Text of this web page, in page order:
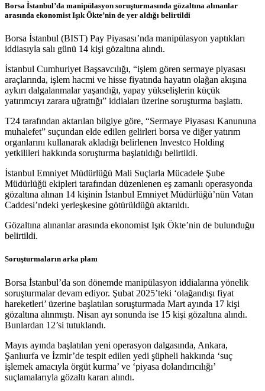
Borsa İstanbul’da manipülasyon soruşturmasında gözaltına alınanlar
arasında ekonomist Işık Ökte’nin de yer aldığı belirtildi
Borsa İstanbul (BIST) Pay Piyasası’nda manipülasyon yaptıkları
iddiasıyla salı günü 14 kişi gözaltına alındı.
İstanbul Cumhuriyet Başsavcılığı, “işlem gören sermaye piyasası
araçlarında, işlem hacmi ve hisse fiyatında hayatın olağan akışına
aykırı dalgalanmalar yaşandığı, yapay yükselişlerin küçük
yatırımcıyı zarara uğrattığı” iddiaları üzerine soruşturma başlattı.
T24 tarafından aktarılan bilgiye göre, “Sermaye Piyasası Kanununa
muhalefet” suçundan elde edilen gelirleri borsa ve diğer yatırım
organlarını kullanarak akladığı belirlenen Investco Holding
yetkilileri hakkında soruşturma başlatıldığı belirtildi.
İstanbul Emniyet Müdürlüğü Mali Suçlarla Mücadele Şube
Müdürlüğü ekipleri tarafından düzenlenen eş zamanlı operasyonda
gözaltına alınan 14 kişinin İstanbul Emniyet Müdürlüğü’nün Vatan
Caddesi’ndeki yerleşkesine götürüldüğü aktarıldı.
Gözaltına alınanlar arasında ekonomist Işık Ökte’nin de bulunduğu
belirtildi.
Soruşturmaların arka planı
Borsa İstanbul’da son dönemde manipülasyon iddialarına yönelik
soruşturmalar devam ediyor. Şubat 2025’teki ‘olağandışı fiyat
hareketleri’ üzerine başlatılan soruşturmada Mart ayında 17 kişi
gözaltına alınmıştı. Nisan ayı sonunda ise 15 kişi gözaltına alındı.
Bunlardan 12’si tutuklandı.
Mayıs ayında başlatılan yeni operasyon dalgasında, Ankara,
Şanlıurfa ve İzmir’de tespit edilen yedi şüpheli hakkında ‘suç
işlemek amacıyla örgüt kurma’ ve ‘piyasa dolandırıcılığı’
suçlamalarıyla gözaltı kararı alındı.